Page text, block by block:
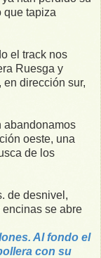
que tapiza
el track nos
Ruesga y
dirección sur,
abandonamos
oeste, una
de los
de desnivel,
se abre
Al fondo el
con su